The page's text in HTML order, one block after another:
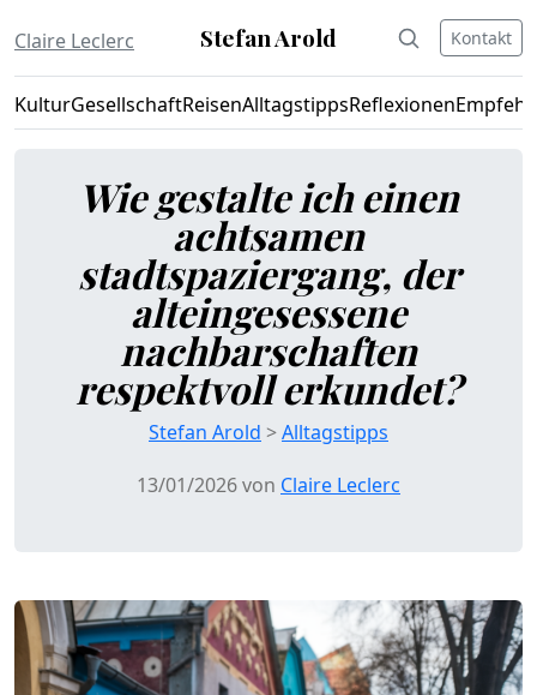
Claire Leclerc Stefan Arold Kontakt
KulturGesellschaftReisenAlltagstippsReflexionen
Wie gestalte ich einen
achtsamen
stadtspaziergang, der
alteingesessene
nachbarschaften
respektvoll erkundet?
Stefan Arold >Alltagstipps
13/01/2026 von Claire Leclerc